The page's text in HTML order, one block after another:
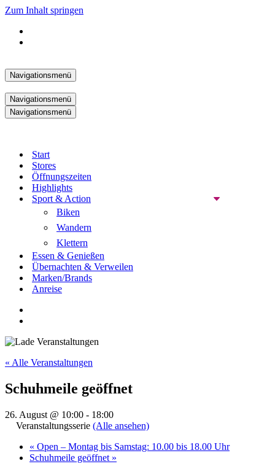
Zum Inhalt springen
Navigationsmenü
Navigationsmenü
Navigationsmenü
Start
Stores
Öffnungszeiten
Highlights
Sport & Action
Biken
Wandern
Klettern
Essen & Genießen
Übernachten & Verweilen
Marken/Brands
Anreise
« Alle Veranstaltungen
Schuhmeile geöffnet
26. August @ 10:00 - 18:00
Veranstaltungsserie (Alle ansehen)
« Open – Montag bis Samstag: 10.00 bis 18.00 Uhr
Schuhmeile geöffnet »